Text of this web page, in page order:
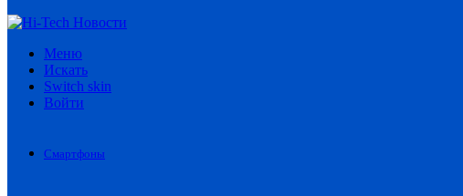
Меню
Искать
Switch skin
Войти
Смартфоны